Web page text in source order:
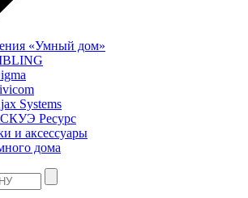
«Умный дом»
Systems
Ресурс
и аксессуары
дома